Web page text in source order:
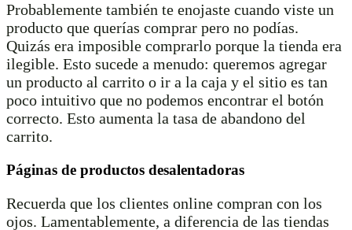
Probablemente también te enojaste cuando viste un
producto que querías comprar pero no podías.
Quizás era imposible comprarlo porque la tienda era
ilegible. Esto sucede a menudo: queremos agregar
un producto al carrito o ir a la caja y el sitio es tan
poco intuitivo que no podemos encontrar el botón
correcto. Esto aumenta la tasa de abandono del
carrito.
Páginas de productos desalentadoras
Recuerda que los clientes online compran con los
ojos. Lamentablemente, a diferencia de las tiendas